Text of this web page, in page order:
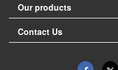
Our products
Contact Us